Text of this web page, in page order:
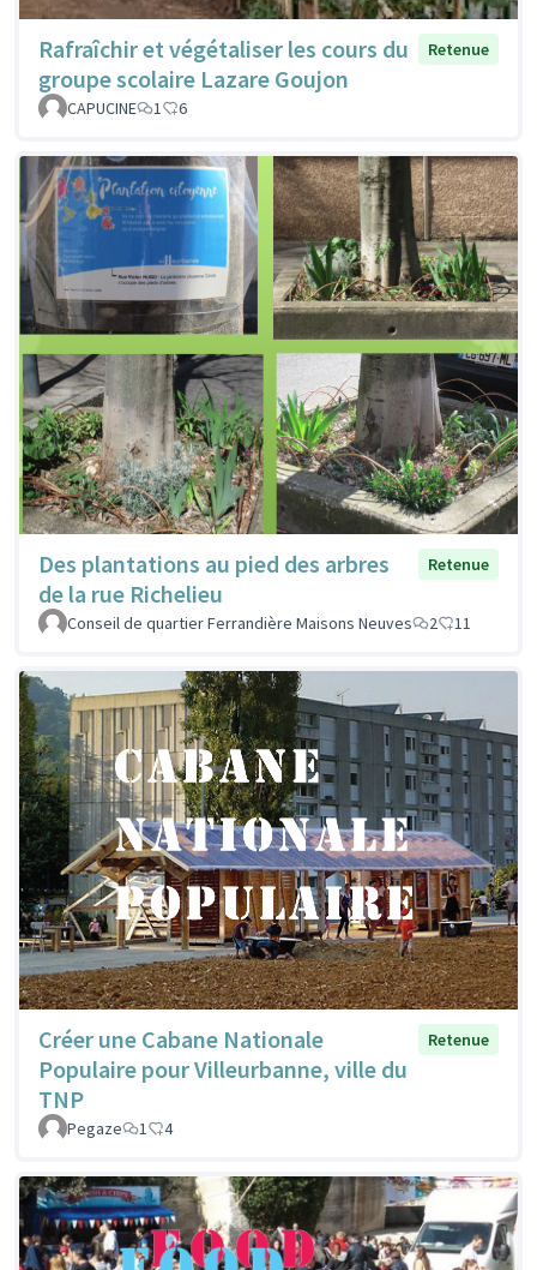
Rafraîchir et végétaliser les cours du
groupe scolaire Lazare Goujon
Retenue
CAPUCINE 1 6
Des plantations au pied des arbres
de la rue Richelieu
Retenue
Conseil de quartier Ferrandière Maisons Neuves 2 11
Créer une Cabane Nationale
Populaire pour Villeurbanne, ville du
TNP
Retenue
Pegaze 1 4